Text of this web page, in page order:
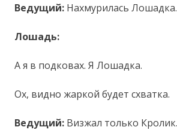
Ведущий: Нахмурилась
Лошадь:
А я в подковах. Я Лошадка.
Ох, видно жаркой будет схватка.
Ведущий: Визжал только